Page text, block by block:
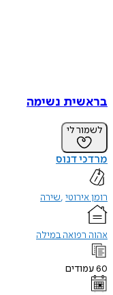
בראשית נשימה
לשמור לי
מרדכי דנוס
רומן אירוטי שירה
אהוה רפואה במילה
60עמודים